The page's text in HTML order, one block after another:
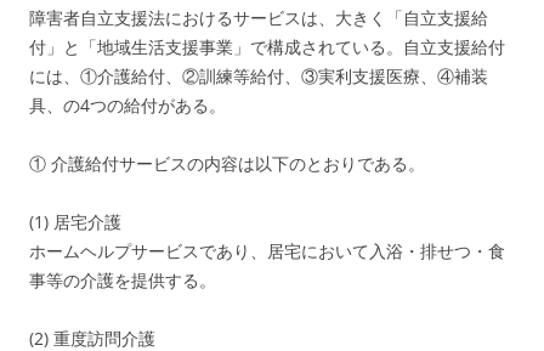
障害者自立支援法におけるサービスは、大きく「自立支援給
付」と「地域生活支援事業」で構成されている。自立支援給付
には、①介護給付、②訓練等給付、③実利支援医療、④補装
具、の4つの給付がある。
① 介護給付サービスの内容は以下のとおりである。
(1) 居宅介護
ホームヘルプサービスであり、居宅において入浴・排せつ・食
事等の介護を提供する。
(2) 重度訪問介護